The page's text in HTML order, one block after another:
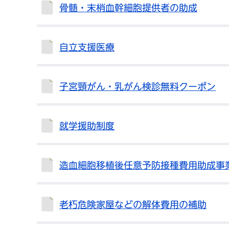
骨髄・末梢血幹細胞提供者の助成
自立支援医療
子宮頸がん・乳がん検診無料クーポン
就学援助制度
造血細胞移植後任意予防接種費用助成事
老朽危険家屋などの解体費用の補助